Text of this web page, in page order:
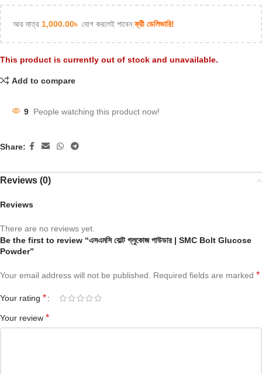
আর মাত্র 1,000.00৳ যোগ করলেই পাবেনফ্রী ডেলিভারি!
This product is currently out of stock and unavailable.
Add to compare
9 People watching this product now!
Share:
Reviews (0)
Reviews
There are no reviews yet.
Be the first to review “এসএমসি বোল্ট গ্লুকোজ পাউডার | SMC Bolt Glucose
Powder”
Your email address will not be published. Required fields are marked *
Your rating *
Your review *